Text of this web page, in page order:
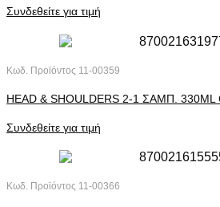
Συνδεθείτε για τιμή
Κωδ. Προϊόντος 11-00359
HEAD & SHOULDERS 2-1 ΣΑΜΠ. 330ML
Συνδεθείτε για τιμή
Κωδ. Προϊόντος 11-00366